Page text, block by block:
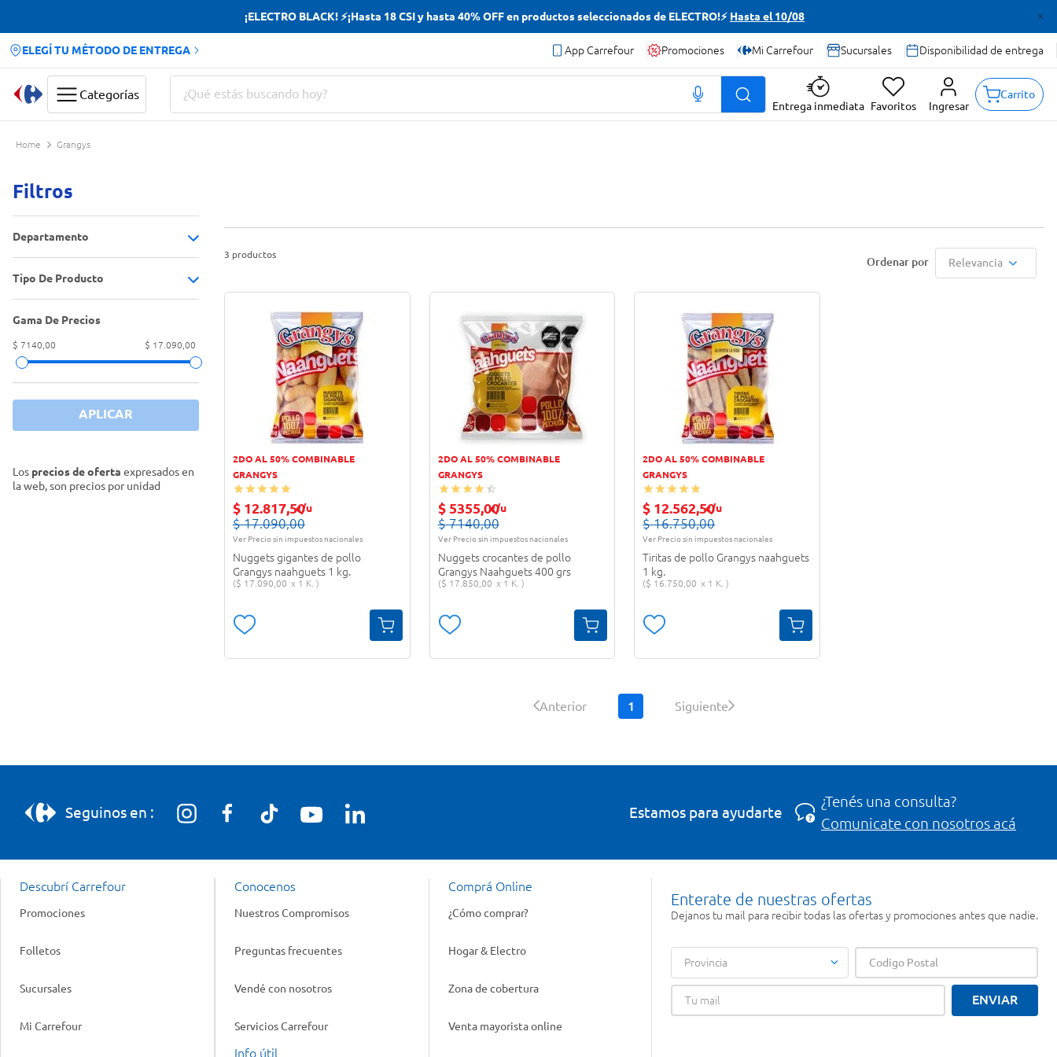
¡ELECTRO BLACK! ⚡¡Hasta 18 CSI y hasta 40% OFF en productos seleccionados de ELECTRO!⚡ Hasta el 10/08
ELEGÍ TU MÉTODO DE ENTREGA App Carrefour Promociones Mi Carrefour Sucursales Disponibilidad de entrega
Categorías
¿Qué estás buscando hoy?
Entrega inmediata Favoritos Ingresar
Carrito
Grangys
Filtros
Departamento
Congelados(3
Tipo De Producto
Nuggets(1)
Palitos de pollo
Gama De Precios
$ 7140,00 $ 17.090,00
APLICAR
Los precios de oferta expresados en
la web, son precios por unidad
3 productos
Relevancia
2DO AL 50% COMBINABLE
GRANGYS
$ 12.817,50c/u
$ 17.090,00
Ver Precio sin impuestos nacionales
Nuggets gigantes de pollo
Grangys naahguets 1 kg.
$ 17.090,00 1 K.
2DO AL 50% COMBINABLE
GRANGYS
$ 5355,00c/u
$ 7140,00
Ver Precio sin impuestos nacionales
Nuggets crocantes de pollo
Grangys Naahguets 400 grs
$ 17.850,00 1 K.
2DO AL 50% COMBINABLE
GRANGYS
$ 12.562,50
c/u
$ 16.750,00
Ver Precio sin impuestos nacionales
Tiritas de pollo Grangys naahguets
1 kg.
$ 16.750,00 1 K.
Anterior 1 Siguiente
Seguinos en : Estamos para ayudarte
¿Tenés una consulta?
Comunicate con nosotros acá
Descubrí Carrefour
Promociones
Folletos
Sucursales
Mi Carrefour
Conocenos
Nuestros Compromisos
Preguntas frecuentes
Vendé con nosotros
Servicios Carrefour
Info útil
Comprá Online
¿Cómo comprar?
Hogar & Electro
Zona de cobertura
Venta mayorista online
Enterate de nuestras ofertas
Dejanos tu mail para recibir todas las ofertas y promociones antes que nadie.
Provincia
ENVIAR
Términos más buscados
Cerveza